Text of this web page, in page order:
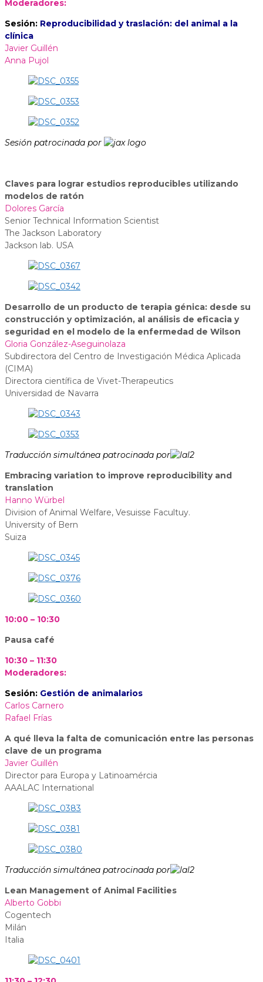
Moderadores:
Sesión: Reproducibilidad y traslación: del animal a la
clínica
Javier Guillén
Anna Pujol
Sesión patrocinada por
Claves para lograr estudios reproducibles utilizando
modelos de ratón
Dolores García
Senior Technical Information Scientist
The Jackson Laboratory
Jackson lab. USA
Desarrollo de un producto de terapia génica: desde su
construcción y optimización, al análisis de eficacia y
seguridad en el modelo de la enfermedad de Wilson
Gloria González-Aseguinolaza
Subdirectora del Centro de Investigación Médica Aplicada
(CIMA)
Directora científica de Vivet-Therapeutics
Universidad de Navarra
Traducción simultánea patrocinada por
Embracing variation to improve reproducibility and
translation
Hanno Würbel
Division of Animal Welfare, Vesuisse Facultuy.
University of Bern
Suiza
10:00 – 10:30
Pausa café
10:30 – 11:30
Moderadores:
Sesión: Gestión de animalarios
Carlos Carnero
Rafael Frías
A qué lleva la falta de comunicación entre las personas
clave de un programa
Javier Guillén
Director para Europa y Latinoamércia
AAALAC International
Traducción simultánea patrocinada por
Lean Management of Animal Facilities
Alberto Gobbi
Cogentech
Milán
Italia